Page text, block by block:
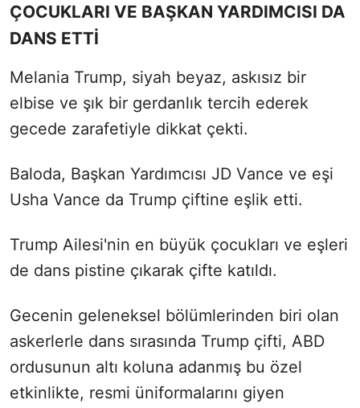
ÇOCUKLARI VE BAŞKAN YARDIMCISI DA
DANS ETTİ
Melania Trump, siyah beyaz, askısız bir
elbise ve şık bir gerdanlık tercih ederek
gecede zarafetiyle dikkat çekti.
Baloda, Başkan Yardımcısı JD Vance ve eşi
Usha Vance da Trump çiftine eşlik etti.
Trump Ailesi'nin en büyük çocukları ve eşleri
de dans pistine çıkarak çifte katıldı.
Gecenin geleneksel bölümlerinden biri olan
askerlerle dans sırasında Trump çifti, ABD
ordusunun altı koluna adanmış bu özel
etkinlikte, resmi üniformalarını giyen